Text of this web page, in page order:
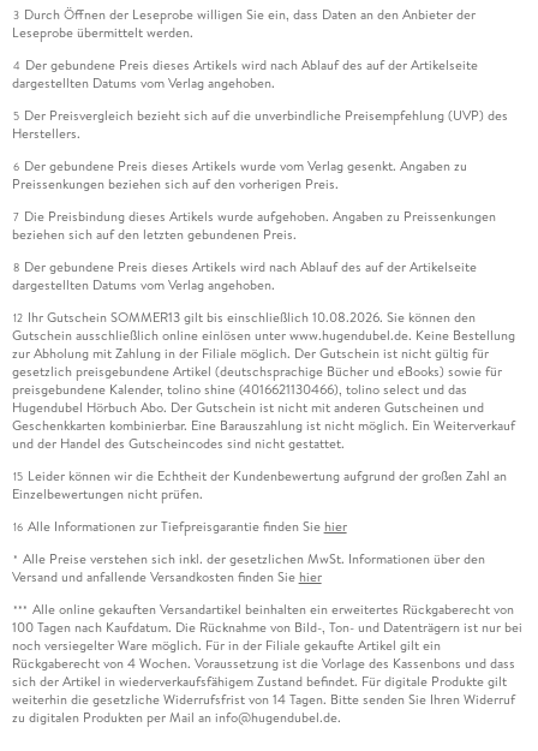
3 Durch Öffnen der Leseprobe willigen Sie ein, dass Daten an den Anbieter der
Leseprobe übermittelt werden.
4 Der gebundene Preis dieses Artikels wird nach Ablauf des auf der Artikelseite
dargestellten Datums vom Verlag angehoben.
5 Der Preisvergleich bezieht sich auf die unverbindliche Preisempfehlung (UVP) des
Herstellers.
6 Der gebundene Preis dieses Artikels wurde vom Verlag gesenkt. Angaben zu
Preissenkungen beziehen sich auf den vorherigen Preis.
7 Die Preisbindung dieses Artikels wurde aufgehoben. Angaben zu Preissenkungen
beziehen sich auf den letzten gebundenen Preis.
8 Der gebundene Preis dieses Artikels wird nach Ablauf des auf der Artikelseite
dargestellten Datums vom Verlag angehoben.
12 Ihr Gutschein SOMMER13 gilt bis einschließlich 10.08.2026. Sie können den
Gutschein ausschließlich online einlösen unter www.hugendubel.de. Keine Bestellung
zur Abholung mit Zahlung in der Filiale möglich. Der Gutschein ist nicht gültig für
gesetzlich preisgebundene Artikel (deutschsprachige Bücher und eBooks) sowie für
preisgebundene Kalender, tolino shine (4016621130466), tolino select und das
Hugendubel Hörbuch Abo. Der Gutschein ist nicht mit anderen Gutscheinen und
Geschenkkarten kombinierbar. Eine Barauszahlung ist nicht möglich. Ein Weiterverkauf
und der Handel des Gutscheincodes sind nicht gestattet.
15 Leider können wir die Echtheit der Kundenbewertung aufgrund der großen Zahl an
Einzelbewertungen nicht prüfen.
16 Alle Informationen zur Tiefpreisgarantie finden Sie hier
* Alle Preise verstehen sich inkl. der gesetzlichen MwSt. Informationen über den
Versand und anfallende Versandkosten finden Sie hier
*** Alle online gekauften Versandartikel beinhalten ein erweitertes Rückgaberecht von
100 Tagen nach Kaufdatum. Die Rücknahme von Bild-, Ton- und Datenträgern ist nur bei
noch versiegelter Ware möglich. Für in der Filiale gekaufte Artikel gilt ein
Rückgaberecht von 4 Wochen. Voraussetzung ist die Vorlage des Kassenbons und dass
sich der Artikel in wiederverkaufsfähigem Zustand befindet. Für digitale Produkte gilt
weiterhin die gesetzliche Widerrufsfrist von 14 Tagen. Bitte senden Sie Ihren Widerruf
zu digitalen Produkten per Mail an info@hugendubel.de.